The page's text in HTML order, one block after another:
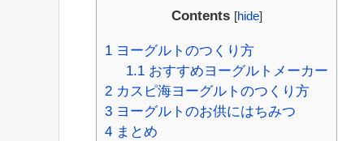
Contents [hide]
1 ヨーグルトのつくり方
1.1おすすめヨーグルトメーカー
2 カスピ海ヨーグルトのつくり方
3 ヨーグルトのお供にはちみつ
4 まとめ